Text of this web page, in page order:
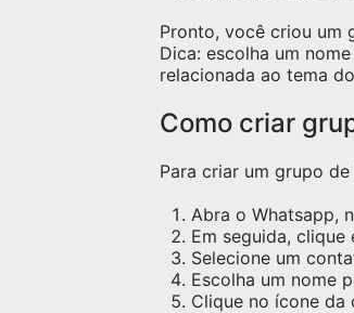
Pronto, você criou um
Dica: escolha um
relacionada ao tema
Como criar
Para criar um grupo
Abra o Whatsapp,
Em seguida, clique
Selecione um
Escolha um nome
Clique no ícone da